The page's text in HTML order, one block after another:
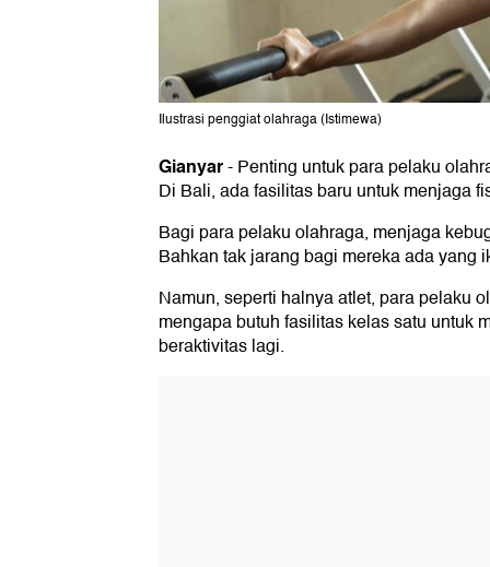
Ilustrasi penggiat olahraga (Istimewa)
Gianyar-Penting untuk para pelaku
Di Bali, ada fasilitas baru untuk menjaga
Bagi para pelaku olahraga, menjaga
Bahkan tak jarang bagi mereka ada yang
Namun, seperti halnya atlet, para pelaku
mengapa butuh fasilitas kelas satu untuk
beraktivitas lagi.